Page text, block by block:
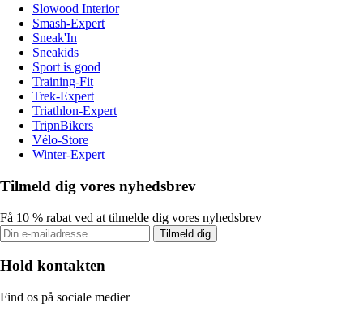
Slowood Interior
Smash-Expert
Sneak'In
Sneakids
Sport is good
Training-Fit
Trek-Expert
Triathlon-Expert
TripnBikers
Vélo-Store
Winter-Expert
Tilmeld dig vores nyhedsbrev
Få 10 % rabat ved at tilmelde dig vores nyhedsbrev
Tilmeld dig
Hold kontakten
Find os på sociale medier